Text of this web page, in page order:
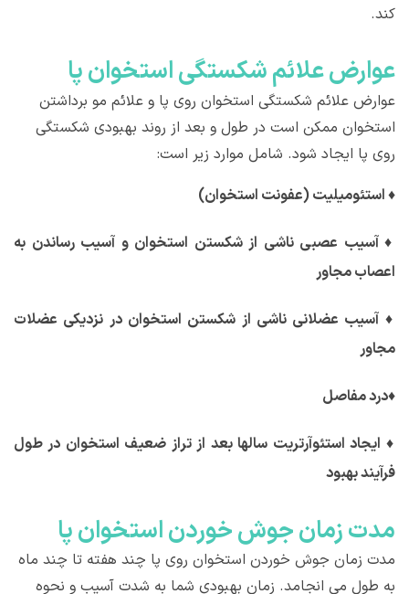
کند.
عوارض علائم شکستگی استخوان پا
عوارض علائم شکستگی استخوان روی پا و علائم مو برداشتن
استخوان ممکن است در طول و بعد از روند بهبودی شکستگی
روی پا ایجاد شود. شامل موارد زیر است:
♦استئومیلیت (عفونت استخوان)
♦آسیب عصبی ناشی از شکستن استخوان و آسیب رساندن به
اعصاب مجاور
♦ آسیب عضلانی ناشی از شکستن استخوان در نزدیکی عضلات
مجاور
♦درد مفاصل
♦ ایجاد استئوآرتریت سالها بعد از تراز ضعیف استخوان در طول
فرآیند بهبود
مدت زمان جوش خوردن استخوان پا
مدت زمان جوش خوردن استخوان روی پا چند هفته تا چند ماه
به طول می انجامد. زمان بهبودی شما به شدت آسیب و نحوه